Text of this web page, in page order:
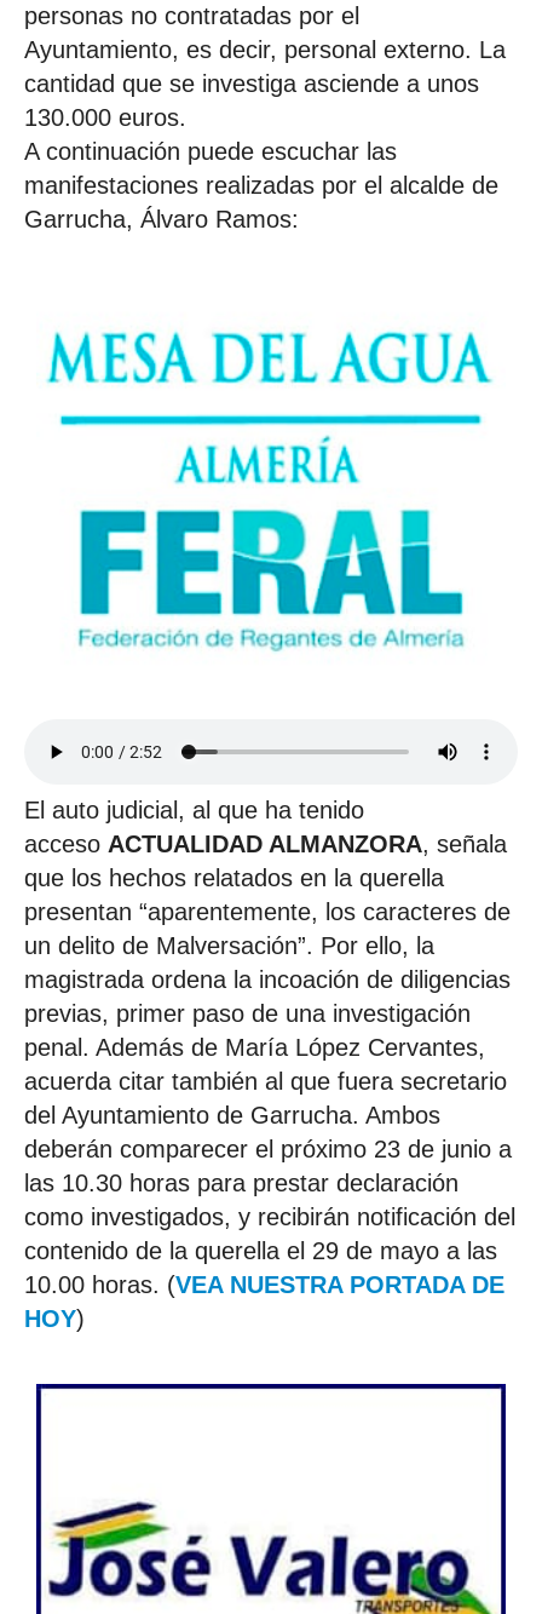
personas no contratadas por el
Ayuntamiento, es decir, personal externo. La
cantidad que se investiga asciende a unos
130.000 euros.
A continuación puede escuchar las
manifestaciones realizadas por el alcalde de
Garrucha, Álvaro Ramos:
El auto judicial, al que ha tenido
acceso ACTUALIDAD ALMANZORA, señala
que los hechos relatados en la querella
presentan “aparentemente, los caracteres de
un delito de Malversación”. Por ello, la
magistrada ordena la incoación de diligencias
previas, primer paso de una investigación
penal. Además de María López Cervantes,
acuerda citar también al que fuera secretario
del Ayuntamiento de Garrucha. Ambos
deberán comparecer el próximo 23 de junio a
las 10.30 horas para prestar declaración
como investigados, y recibirán notificación del
contenido de la querella el 29 de mayo a las
10.00 horas. (VEA NUESTRA PORTADA DE
HOY)